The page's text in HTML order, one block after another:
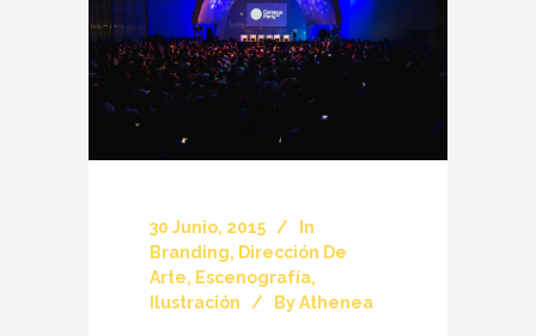
30 Junio, 2015
In
Branding, Dirección De
Arte, Escenografía,
Ilustración
ByAthenea